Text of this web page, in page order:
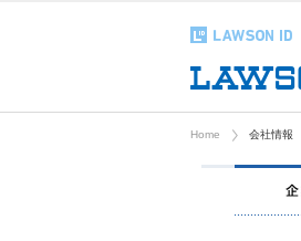
Home 会社情報